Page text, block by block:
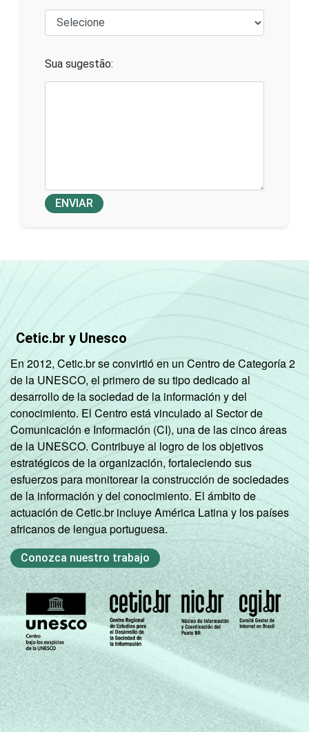
Sua sugestão:
ENVIAR
Cetic.br y Unesco
En 2012, Cetic.br se convirtió en un Centro de Categoría 2
de la UNESCO, el primero de su tipo dedicado al
desarrollo de la sociedad de la información y del
conocimiento. El Centro está vinculado al Sector de
Comunicación e Información (CI), una de las cinco áreas
de la UNESCO. Contribuye al logro de los objetivos
estratégicos de la organización, fortaleciendo sus
esfuerzos para monitorear la construcción de sociedades
de la información y del conocimiento. El ámbito de
actuación de Cetic.br incluye América Latina y los países
africanos de lengua portuguesa.
Conozca nuestro trabajo